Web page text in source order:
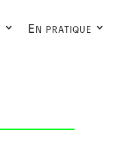
En pratique